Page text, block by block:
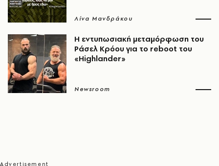
Λίνα Μανδράκου
Η εντυπωσιακή μεταμόρφωση του
Ράσελ Κρόου για το reboot του
«Highlander»
Newsroom